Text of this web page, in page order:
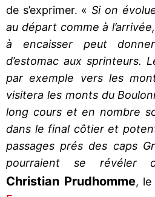
de s’exprimer. «Si on
au départ comme à
à encaisser peut
d’estomac aux sprinteurs.
par exemple vers les
visitera les monts du
long cours et en nombre
dans le final côtier et
passages prés des caps
pourraient se révéler
Christian Prudhomme, le